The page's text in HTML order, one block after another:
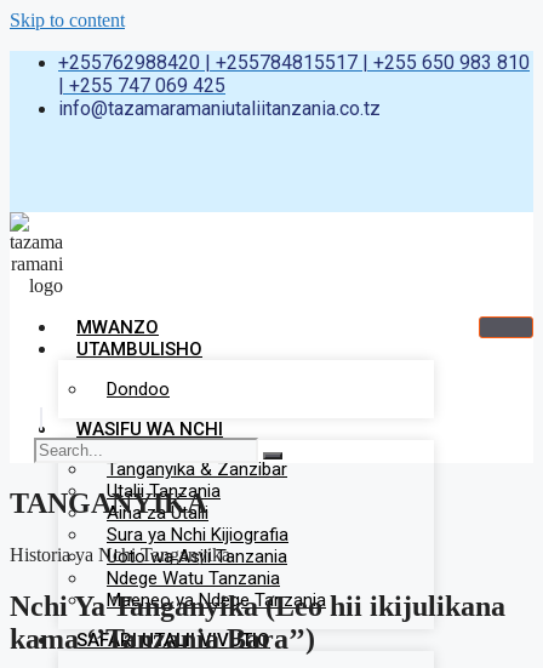
Skip to content
+255762988420 | +255784815517 | +255 650 983 810
| +255 747 069 425
info@tazamaramaniutaliitanzania.co.tz
MWANZO
UTAMBULISHO
Dondoo
WASIFU WA NCHI
Tanganyika & Zanzibar
Utalii Tanzania
Aina za Utalii
Sura ya Nchi Kijiografia
Uoto wa Asili Tanzania
Ndege Watu Tanzania
Maeneo ya Ndege Tanzania
SAFARI UTALII VIVUTIO
TANGANYIKA
Historia ya Nchi Tanganyika
Nchi Ya Tanganyika (Leo hii ikijulikana
kama ‘’Tanzania Bara’’)